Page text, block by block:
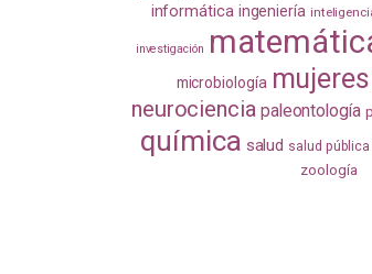
informática ingeniería
investigación
microbiología
neurociencia paleontología
química salud salud pública
zoología